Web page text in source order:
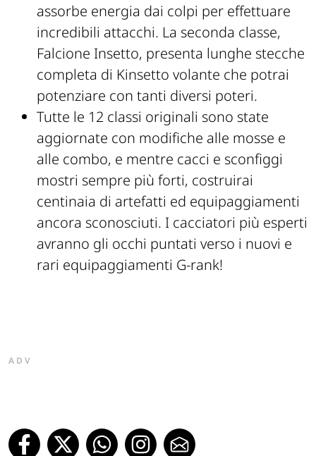
assorbe energia dai colpi per effettuare
incredibili attacchi. La seconda classe,
Falcione Insetto, presenta lunghe stecche
completa di Kinsetto volante che potrai
potenziare con tanti diversi poteri.
Tutte le 12 classi originali sono state
aggiornate con modifiche alle mosse e
alle combo, e mentre cacci e sconfiggi
mostri sempre più forti, costruirai
centinaia di artefatti ed equipaggiamenti
ancora sconosciuti. I cacciatori più esperti
avranno gli occhi puntati verso i nuovi e
rari equipaggiamenti G-rank!
ADV